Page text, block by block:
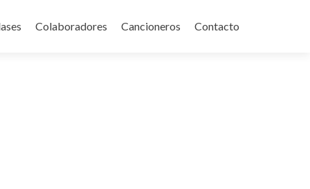
Colaboradores Cancioneros Contacto